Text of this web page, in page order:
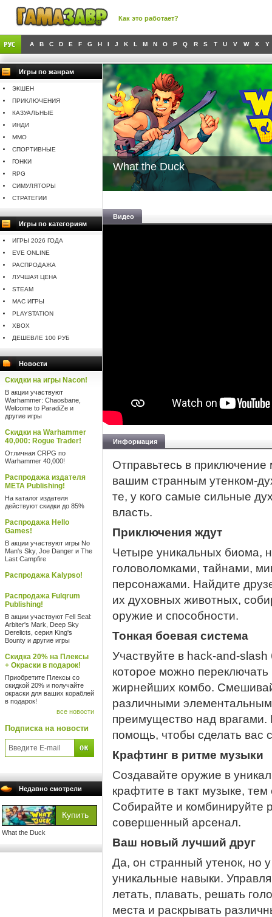
Как это работает?
A B C D E F G H I J K L M N O P Q R S T U V W X Y
Игры по жанрам
ЭКШЕН
ПРИКЛЮЧЕНИЯ
КАЗУАЛЬНЫЕ
ИНДИ
MMO
СПОРТИВНЫЕ
ГОНКИ
RPG
СИМУЛЯТОРЫ
СТРАТЕГИИ
Игры по категориям
ИГРЫ 2026 ГОДА
EVE ONLINE
РАСПРОДАЖА
ЛУЧШАЯ ЦЕНА
STEAM
MAC ИГРЫ
PLAYSTATION
XBOX
ДЕШЕВЛЕ 100 РУБ
Новости
Скидки на игры Nacon!
В акции участвуют
Warhammer: Chaosbane,
Welcome to ParadiZe и
другие игры
Скидки на Warhammer
40,000: Rogue Trader!
Отличная CRPG по
Warhammer 40,000!
Распродажа издателя
META Publishing!
На каталог издателя
действуют скидки до 85%
Распродажа Hello
Games!
В акции участвуют игры No
Man's Sky, Joe Danger и The
Last Campfire
Распродажа Kalypso!
Распродажа Fulqrum
Publishing!
В акции участвуют Fell Seal:
Arbiter's Mark, Deep Sky
Derelicts, серия King's
Bounty и другие игры
Скидка 20% на Плексы
+ Окраски в подарок!
Приобретите Плексы со
скидкой 20% и получайте
окраски для ваших кораблей
в подарок!
все новости
Подписка на новости
Недавно смотрели
What the Duck
What the Duck
Видео
Информация
Отправьтесь в
вашим странным утенком-
те, у кого самые сильные
власть.
Приключения ждут
Четыре уникальных биома,
головоломками, тайнами,
персонажами. Найдите
их духовных животных,
оружие и способности.
Тонкая боевая система
Участвуйте в hack-and-
которое можно
жирнейших комбо.
различными
преимущество над врагами.
помощь, чтобы сделать вас
Крафтинг в ритме музыки
Создавайте оружие в
крафтите в такт музыке,
Собирайте и комбинируйте
совершенный арсенал.
Ваш новый лучший друг
Да, он странный утенок, но
уникальные навыки.
летать, плавать, решать
места и раскрывать